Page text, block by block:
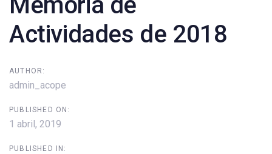
Actividades de 2018
AUTHOR:
admin_acope
PUBLISHED ON:
1 abril, 2019
PUBLISHED IN: